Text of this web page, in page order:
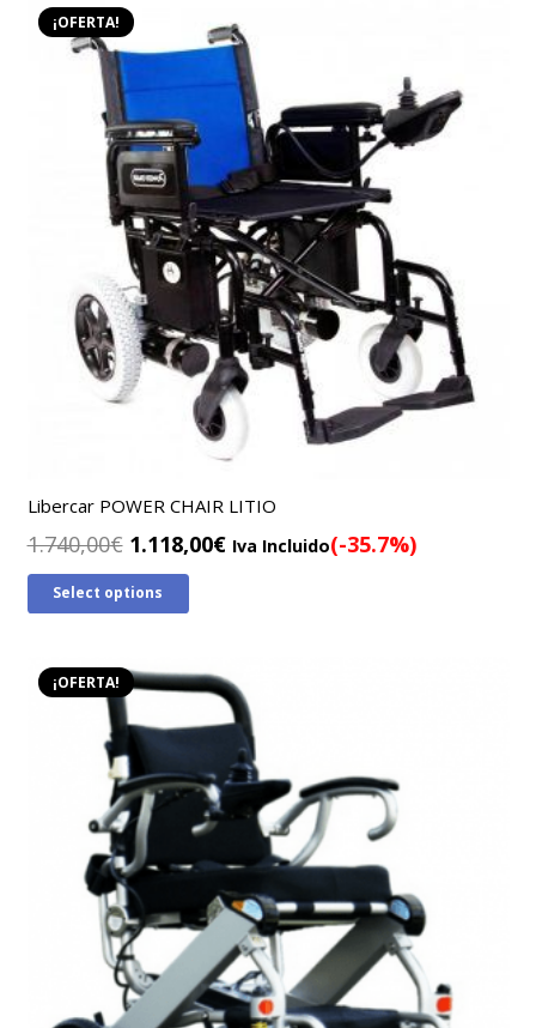
¡OFERTA!
Libercar POWER CHAIR LITIO
1.740,00€ El
precio
original
1.740,00€.
1.118,00€ElIva Incluido(-35.7%)
Select options
¡OFERTA!